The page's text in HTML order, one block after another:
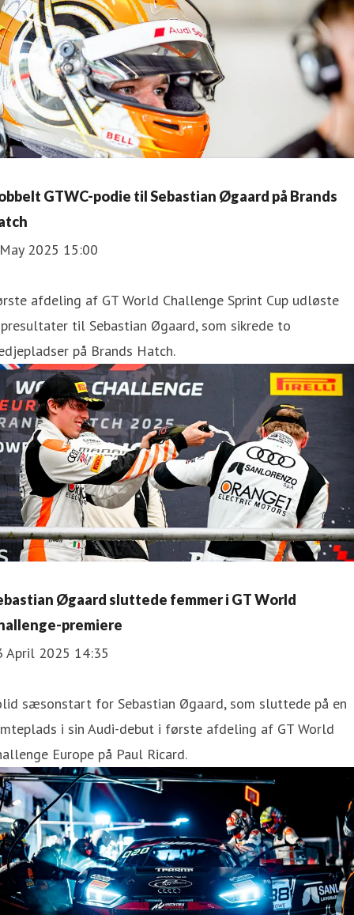
GTWC-podie til Sebastian Øgaard på Brands
2025 15:00
afdeling af GT World Challenge Sprint Cup udløste
til Sebastian Øgaard, som sikrede to
på Brands Hatch.
Øgaard sluttede femmer i GT World
premiere
April 2025 14:35
sæsonstart for Sebastian Øgaard, som sluttede på en
i sin Audi-debut i første afdeling af GT World
Europe på Paul Ricard.